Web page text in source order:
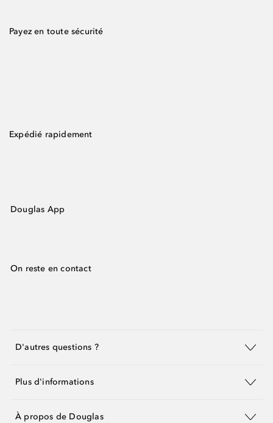
Payez en toute sécurité
Expédié rapidement
Douglas App
On reste en contact
D'autres questions ?
Plus d'informations
À propos de Douglas